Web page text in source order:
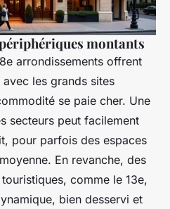
montants
arrondissements offrent
les grands sites
se paie cher. Une
secteurs peut facilement
pour parfois des espaces
En revanche, des
comme le 13e,
bien desservi et